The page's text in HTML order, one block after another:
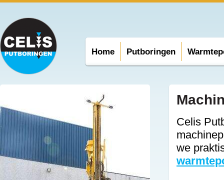
Home Putboringen
Celis
we